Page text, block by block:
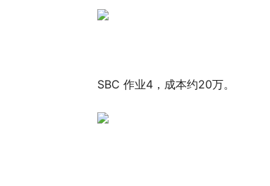
SBC 作业4，成本约20万。